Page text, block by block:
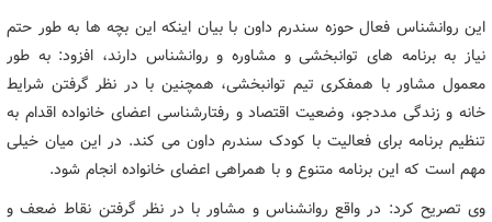
این روانشناس فعال حوزه سندرم داون با بیان اینکه این بچه ها به طور حتم
نیاز به برنامه های توانبخشی و مشاوره و روانشناس دارند، افزود: به طور
معمول مشاور با همفکری تیم توانبخشی، همچنین با در نظر گرفتن شرایط
خانه و زندگی مددجو، وضعیت اقتصاد و رفتارشناسی اعضای خانواده اقدام به
تنظیم برنامه برای فعالیت با کودک سندرم داون می کند. در این میان خیلی
مهم است که این برنامه متنوع و با همراهی اعضای خانواده انجام شود.
وی تصریح کرد: در واقع روانشناس و مشاور با در نظر گرفتن نقاط ضعف و